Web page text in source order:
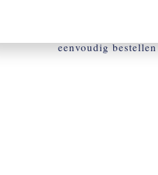
eenvoudig bestellen